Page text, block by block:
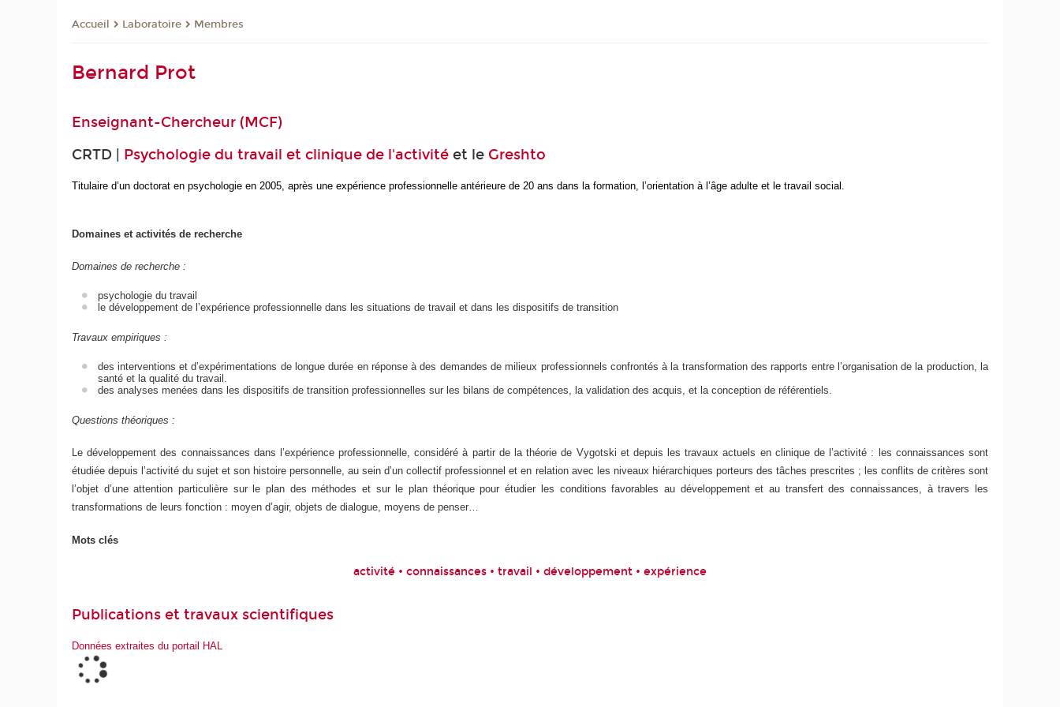
Accueil Laboratoire Membres
Bernard Prot
Enseignant-Chercheur (MCF)
CRTD | Psychologie du travail et clinique de l'activité et le Greshto
Titulaire d’un doctorat en psychologie en 2005, après une expérience professionnelle antérieure de 20 ans dans la formation, l’orientation à l’âge adulte et le travail social.
Domaines et activités de recherche
Domaines de recherche :
psychologie du travail
le développement de l’expérience professionnelle dans les situations de travail et dans les dispositifs de transition
Travaux empiriques :
des interventions et d’expérimentations de longue durée en réponse à des demandes de milieux professionnels confrontés à la transformation des rapports entre l’organisation de la production, la
santé et la qualité du travail.
des analyses menées dans les dispositifs de transition professionnelles sur les bilans de compétences, la validation des acquis, et la conception de référentiels.
Questions théoriques :
Le développement des connaissances dans l’expérience professionnelle, considéré à partir de la théorie de Vygotski et depuis les travaux actuels en clinique de l’activité : les connaissances sont
étudiée depuis l’activité du sujet et son histoire personnelle, au sein d’un collectif professionnel et en relation avec les niveaux hiérarchiques porteurs des tâches prescrites ; les conflits de critères sont
l’objet d’une attention particulière sur le plan des méthodes et sur le plan théorique pour étudier les conditions favorables au développement et au transfert des connaissances, à travers les
transformations de leurs fonction : moyen d’agir, objets de dialogue, moyens de penser…
Mots clés
activité • connaissances • travail • développement • expérience
Publications et travaux scientifiques
Données extraites du portail HAL